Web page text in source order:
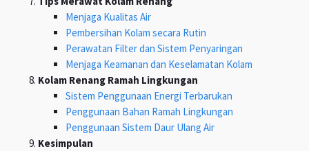
Menjaga Kualitas Air
Pembersihan Kolam secara Rutin
Perawatan Filter dan Sistem Penyaringan
Menjaga Keamanan dan Keselamatan Kolam
Kolam Renang Ramah Lingkungan
Sistem Penggunaan Energi Terbarukan
Penggunaan Bahan Ramah Lingkungan
Penggunaan Sistem Daur Ulang Air
Kesimpulan